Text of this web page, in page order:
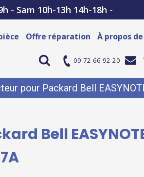
- Sam 10h-13h 14h-18h -
Offre réparation À propos
09 72 66 92 20
pour Packard Bell
Bell